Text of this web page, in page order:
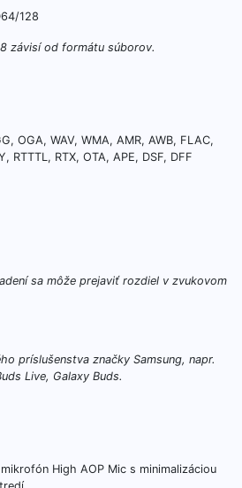
128
závisí od formátu súborov.
OGA, WAV, WMA, AMR, AWB, FLAC,
RTTTL, RTX, OTA, APE, DSF, DFF
sa môže prejaviť rozdiel v zvukovom
príslušenstva značky Samsung, napr.
Live, Galaxy Buds.
High AOP Mic s minimalizáciou